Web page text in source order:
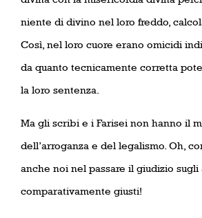
niente di divino nel loro freddo,
Così, nel loro cuore erano omicidi
da quanto tecnicamente corretta
la loro sentenza.
Ma gli scribi e i Farisei non hanno il
dell’arroganza e del legalismo. Oh,
anche noi nel passare il giudizio
comparativamente giusti!